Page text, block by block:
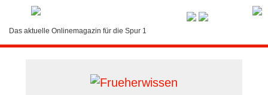
Das aktuelle Onlinemagazin für die Spur 1
LOGIN